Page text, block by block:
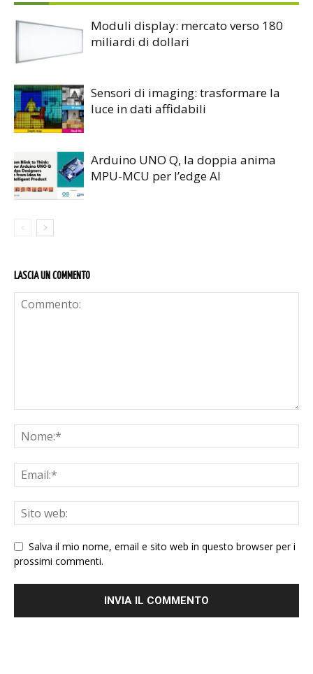
Moduli display: mercato verso 180
miliardi di dollari
Sensori di imaging: trasformare la
luce in dati affidabili
Arduino UNO Q, la doppia anima
MPU-MCU per l’edge AI
LASCIA UN COMMENTO
Salva il mio nome, email e sito web in questo browser per i
prossimi commenti.